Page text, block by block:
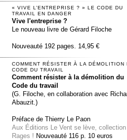
« VIVE L’ENTREPRISE ? » LE CODE DU
TRAVAIL EN DANGER
Vive l'entreprise ?
Le nouveau livre de Gérard Filoche
Nouveauté 192 pages. 14,95 €
COMMENT RÉSISTER À LA DÉMOLITION
CODE DU TRAVAIL
Comment résister à la démolition du
Code du travail
(G. Filoche, en collaboration avec
Abauzit.)
Préface de Thierry Le Paon
Aux Éditions Le Vent se lève,
Rages ! Nouveauté 116 p. 10 euros